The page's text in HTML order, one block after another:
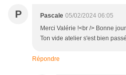
P Pascale 05/02/2024 06:05
Merci Valérie !<br /> Bonne
Ton vide atelier s'est bien
Répondre